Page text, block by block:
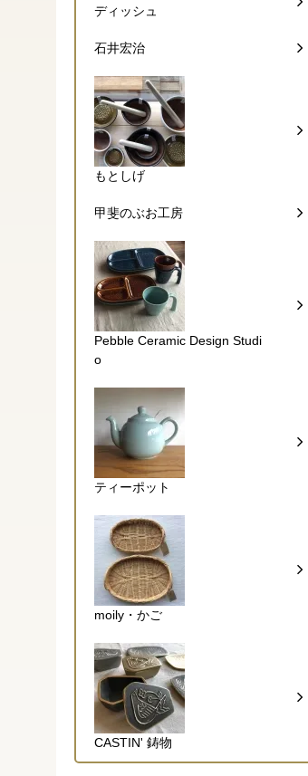
ディッシュ
石井宏治
もとしげ
甲斐のぶお工房
Pebble Ceramic Design Studi
o
ティーポット
moily・かご
CASTIN' 鋳物